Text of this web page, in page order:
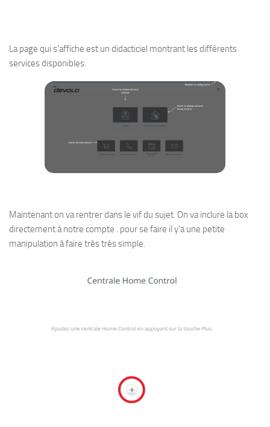
La page qui s’affiche est un didacticiel montrant les différents
services disponibles.
Maintenant on va rentrer dans le vif du sujet. On va inclure la box
directement à notre compte . pour se faire il y’a une petite
manipulation à faire très très simple.